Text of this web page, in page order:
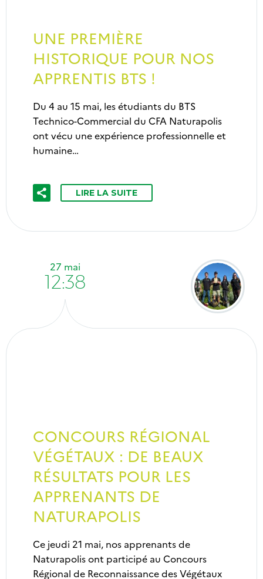
UNE PREMIÈRE
HISTORIQUE POUR NOS
APPRENTIS BTS !
Du 4 au 15 mai, les étudiants du BTS
Technico-Commercial du CFA Naturapolis
ont vécu une expérience professionnelle et
humaine…
LIRE LA SUITE
27 mai
12:38
CONCOURS RÉGIONAL
VÉGÉTAUX : DE BEAUX
RÉSULTATS POUR LES
APPRENANTS DE
NATURAPOLIS
Ce jeudi 21 mai, nos apprenants de
Naturapolis ont participé au Concours
Régional de Reconnaissance des Végétaux